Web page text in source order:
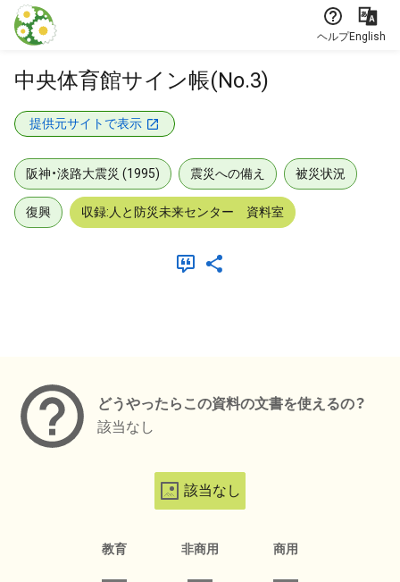
本文に飛ぶ
ヘルプEnglish
中央体育館サイン帳(No.3)
提供元サイトで表示
阪神・淡路大震災 (1995) 震災への備え 被災状況
復興 収録:人と防災未来センター 資料室
どうやったらこの資料の文書を使えるの？
該当なし
該当なし
教育 非商用 商用